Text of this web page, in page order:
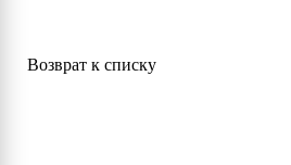
Возврат к списку